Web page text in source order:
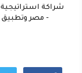
شراكة
- مصر وتطبيق